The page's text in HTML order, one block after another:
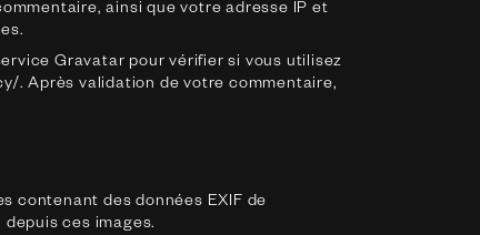
ainsi que votre adresse IP et
Gravatar pour vérifier si vous utilisez
. Après validation de votre commentaire,
contenant des données EXIF de
ces images.